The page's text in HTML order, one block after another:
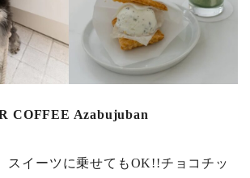
COFFEE Azabujuban
スイーツに乗せてもOK!!チョコチッ